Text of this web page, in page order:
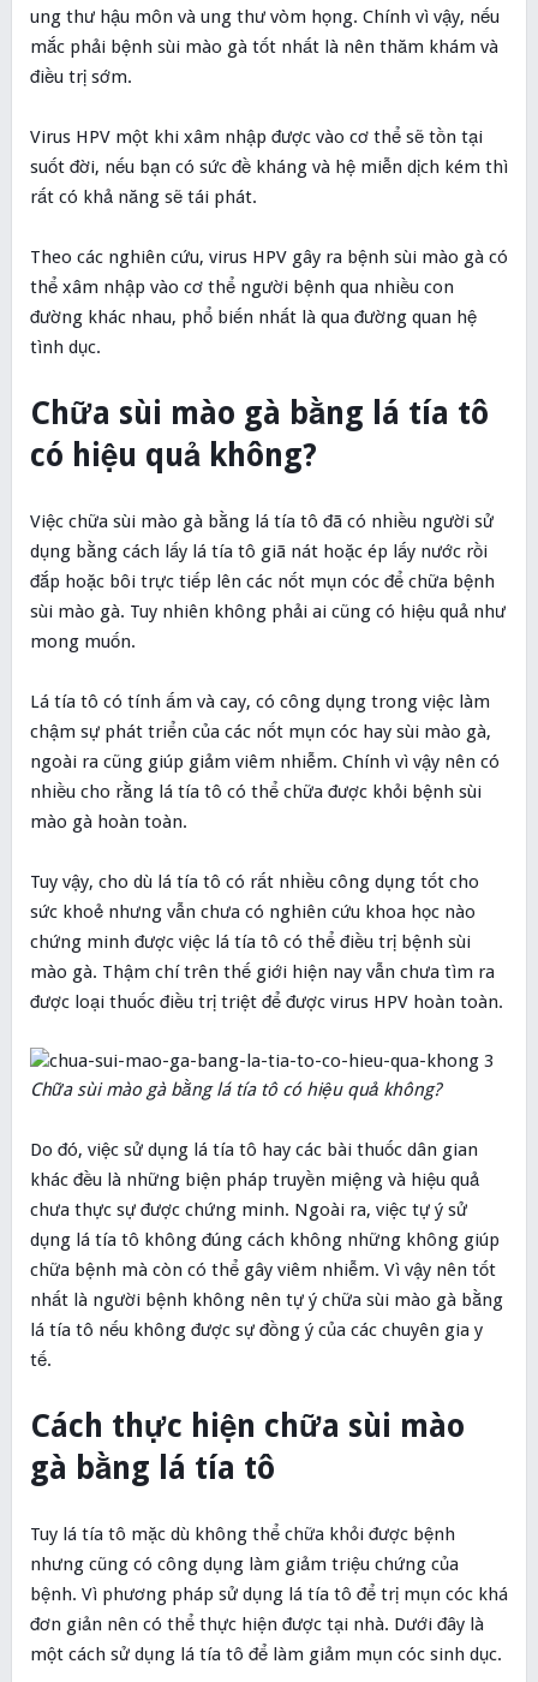
ung thư hậu môn và ung thư vòm họng. Chính vì vậy, nếu
mắc phải bệnh sùi mào gà tốt nhất là nên thăm khám và
điều trị sớm.
Virus HPV một khi xâm nhập được vào cơ thể sẽ tồn tại
suốt đời, nếu bạn có sức đề kháng và hệ miễn dịch kém thì
rất có khả năng sẽ tái phát.
Theo các nghiên cứu, virus HPV gây ra bệnh sùi mào gà có
thể xâm nhập vào cơ thể người bệnh qua nhiều con
đường khác nhau, phổ biến nhất là qua đường quan hệ
tình dục.
Chữa sùi mào gà bằng lá tía tô
có hiệu quả không?
Việc chữa sùi mào gà bằng lá tía tô đã có nhiều người sử
dụng bằng cách lấy lá tía tô giã nát hoặc ép lấy nước rồi
đắp hoặc bôi trực tiếp lên các nốt mụn cóc để chữa bệnh
sùi mào gà. Tuy nhiên không phải ai cũng có hiệu quả như
mong muốn.
Lá tía tô có tính ấm và cay, có công dụng trong việc làm
chậm sự phát triển của các nốt mụn cóc hay sùi mào gà,
ngoài ra cũng giúp giảm viêm nhiễm. Chính vì vậy nên có
nhiều cho rằng lá tía tô có thể chữa được khỏi bệnh sùi
mào gà hoàn toàn.
Tuy vậy, cho dù lá tía tô có rất nhiều công dụng tốt cho
sức khoẻ nhưng vẫn chưa có nghiên cứu khoa học nào
chứng minh được việc lá tía tô có thể điều trị bệnh sùi
mào gà. Thậm chí trên thế giới hiện nay vẫn chưa tìm ra
được loại thuốc điều trị triệt để được virus HPV hoàn toàn.
Chữa sùi mào gà bằng lá tía tô có hiệu quả không?
Do đó, việc sử dụng lá tía tô hay các bài thuốc dân gian
khác đều là những biện pháp truyền miệng và hiệu quả
chưa thực sự được chứng minh. Ngoài ra, việc tự ý sử
dụng lá tía tô không đúng cách không những không giúp
chữa bệnh mà còn có thể gây viêm nhiễm. Vì vậy nên tốt
nhất là người bệnh không nên tự ý chữa sùi mào gà bằng
lá tía tô nếu không được sự đồng ý của các chuyên gia y
tế.
Cách thực hiện chữa sùi mào
gà bằng lá tía tô
Tuy lá tía tô mặc dù không thể chữa khỏi được bệnh
nhưng cũng có công dụng làm giảm triệu chứng của
bệnh. Vì phương pháp sử dụng lá tía tô để trị mụn cóc khá
đơn giản nên có thể thực hiện được tại nhà. Dưới đây là
một cách sử dụng lá tía tô để làm giảm mụn cóc sinh dục.